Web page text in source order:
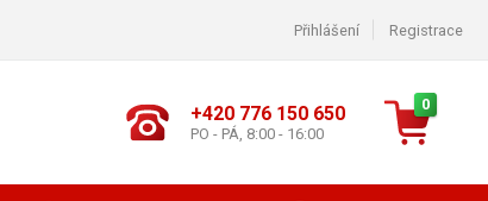
Přihlášení Registrace
+420 776 150 650
PO - PÁ, 8:00 - 16:00
0